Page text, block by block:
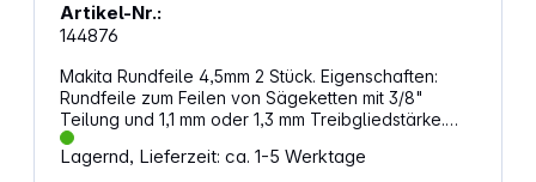
Artikel-Nr.:
144876
Makita Rundfeile 4,5mm 2 Stück. Eigenschaften:
Rundfeile zum Feilen von Sägeketten mit 3/8"
Teilung und 1,1 mm oder 1,3 mm Treibgliedstärke.
Lagernd, Lieferzeit: ca. 1-5 Werktage